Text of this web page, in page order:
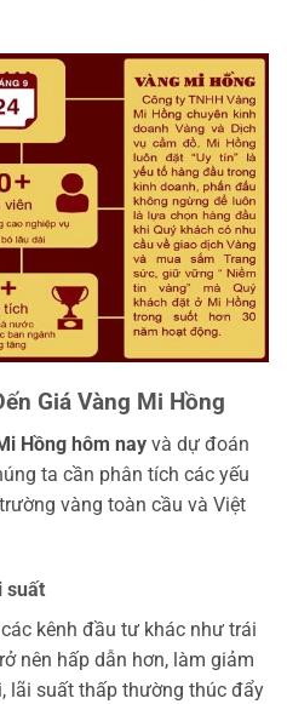
Giá Vàng Mi Hồng
Hồng hôm nay và dự đoán
ta cần phân tích các yếu
vàng toàn cầu và Việt
suất
kênh đầu tư khác như trái
nên hấp dẫn hơn, làm giảm
lãi suất thấp thường thúc đẩy